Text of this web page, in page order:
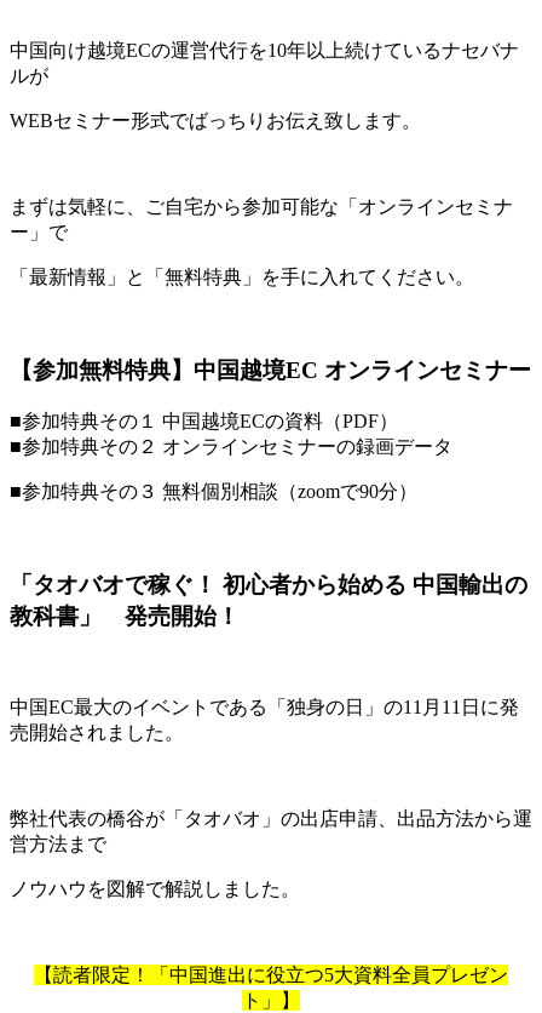
中国向け越境ECの運営代行を10年以上続けているナセバナ
ルが
WEBセミナー形式でばっちりお伝え致します。
まずは気軽に、ご自宅から参加可能な「オンラインセミナ
ー」で
「最新情報」と「無料特典」を手に入れてください。
【参加無料特典】中国越境EC オンラインセミナー
■参加特典その１ 中国越境ECの資料（PDF）
■参加特典その２ オンラインセミナーの録画データ
■参加特典その３ 無料個別相談（zoomで90分）
「タオバオで稼ぐ！ 初心者から始める 中国輸出の
教科書」 発売開始！
中国EC最大のイベントである「独身の日」の11月11日に発
売開始されました。
弊社代表の橋谷が「タオバオ」の出店申請、出品方法から運
営方法まで
ノウハウを図解で解説しました。
【読者限定！「中国進出に役立つ5大資料全員プレゼン
ト」】